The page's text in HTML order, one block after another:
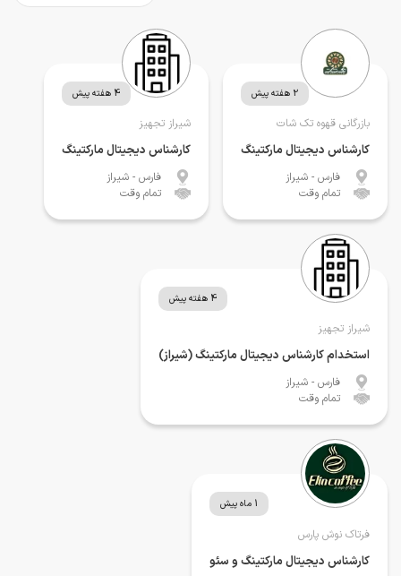
2 هفته پیش
بازرگانی قهوه تک شات
کارشناس دیجیتال مارکتینگ
فارس - شیراز
تمام وقت
4 هفته پیش
شیراز تجهیز
کارشناس دیجیتال مارکتینگ
فارس - شیراز
تمام وقت
4 هفته پیش
شیراز تجهیز
استخدام کارشناس دیجیتال مارکتینگ (شیراز)
فارس - شیراز
تمام وقت
1 ماه پیش
فرتاک نوش پارس
کارشناس دیجیتال مارکتینگ و سئو